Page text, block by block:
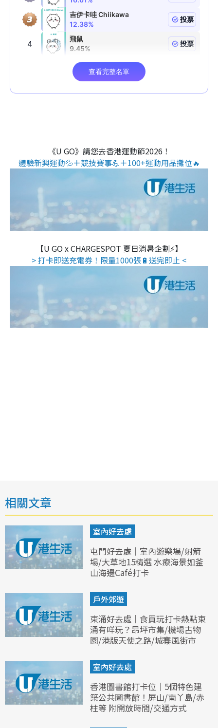
《U GO》請您去香港運動節2026！
體驗新興運動💦＋競技賽事💪＋100+運動用品攤位🔥
【U GO x CHARGESPOT 夏日消暑企劃⚡】
> 打卡即送充電券！限量1000張🔋送完即止 <
相關文章
室內好去處
屯門好去處｜室內遊樂場/射箭
場/大草地15精選 水療海景如釜
山海邊Café打卡
戶外郊遊
東涌好去處｜食買玩打卡熱點東
涌有咩玩？昂坪市集/機場古物
園/港版天使之路/城寨風街市
室內好去處
香港圖書館打卡位｜5個特色建
築公共圖書館！屏山/南丫島/赤
柱等 附開放時間/交通方式